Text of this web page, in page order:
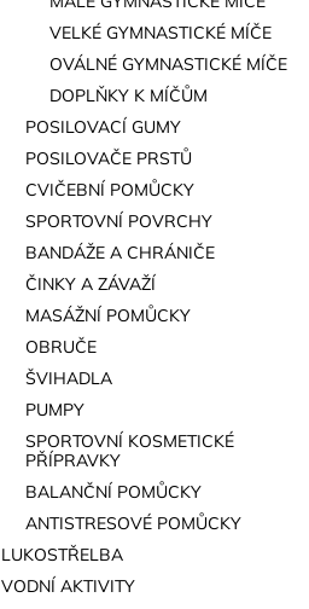
VELKÉ GYMNASTICKÉ MÍČE
OVÁLNÉ GYMNASTICKÉ MÍČE
DOPLŇKY K MÍČŮM
POSILOVACÍ GUMY
POSILOVAČE PRSTŮ
CVIČEBNÍ POMŮCKY
SPORTOVNÍ POVRCHY
BANDÁŽE A CHRÁNIČE
ČINKY A ZÁVAŽÍ
MASÁŽNÍ POMŮCKY
OBRUČE
ŠVIHADLA
PUMPY
SPORTOVNÍ KOSMETICKÉ
PŘÍPRAVKY
BALANČNÍ POMŮCKY
ANTISTRESOVÉ POMŮCKY
LUKOSTŘELBA
VODNÍ AKTIVITY